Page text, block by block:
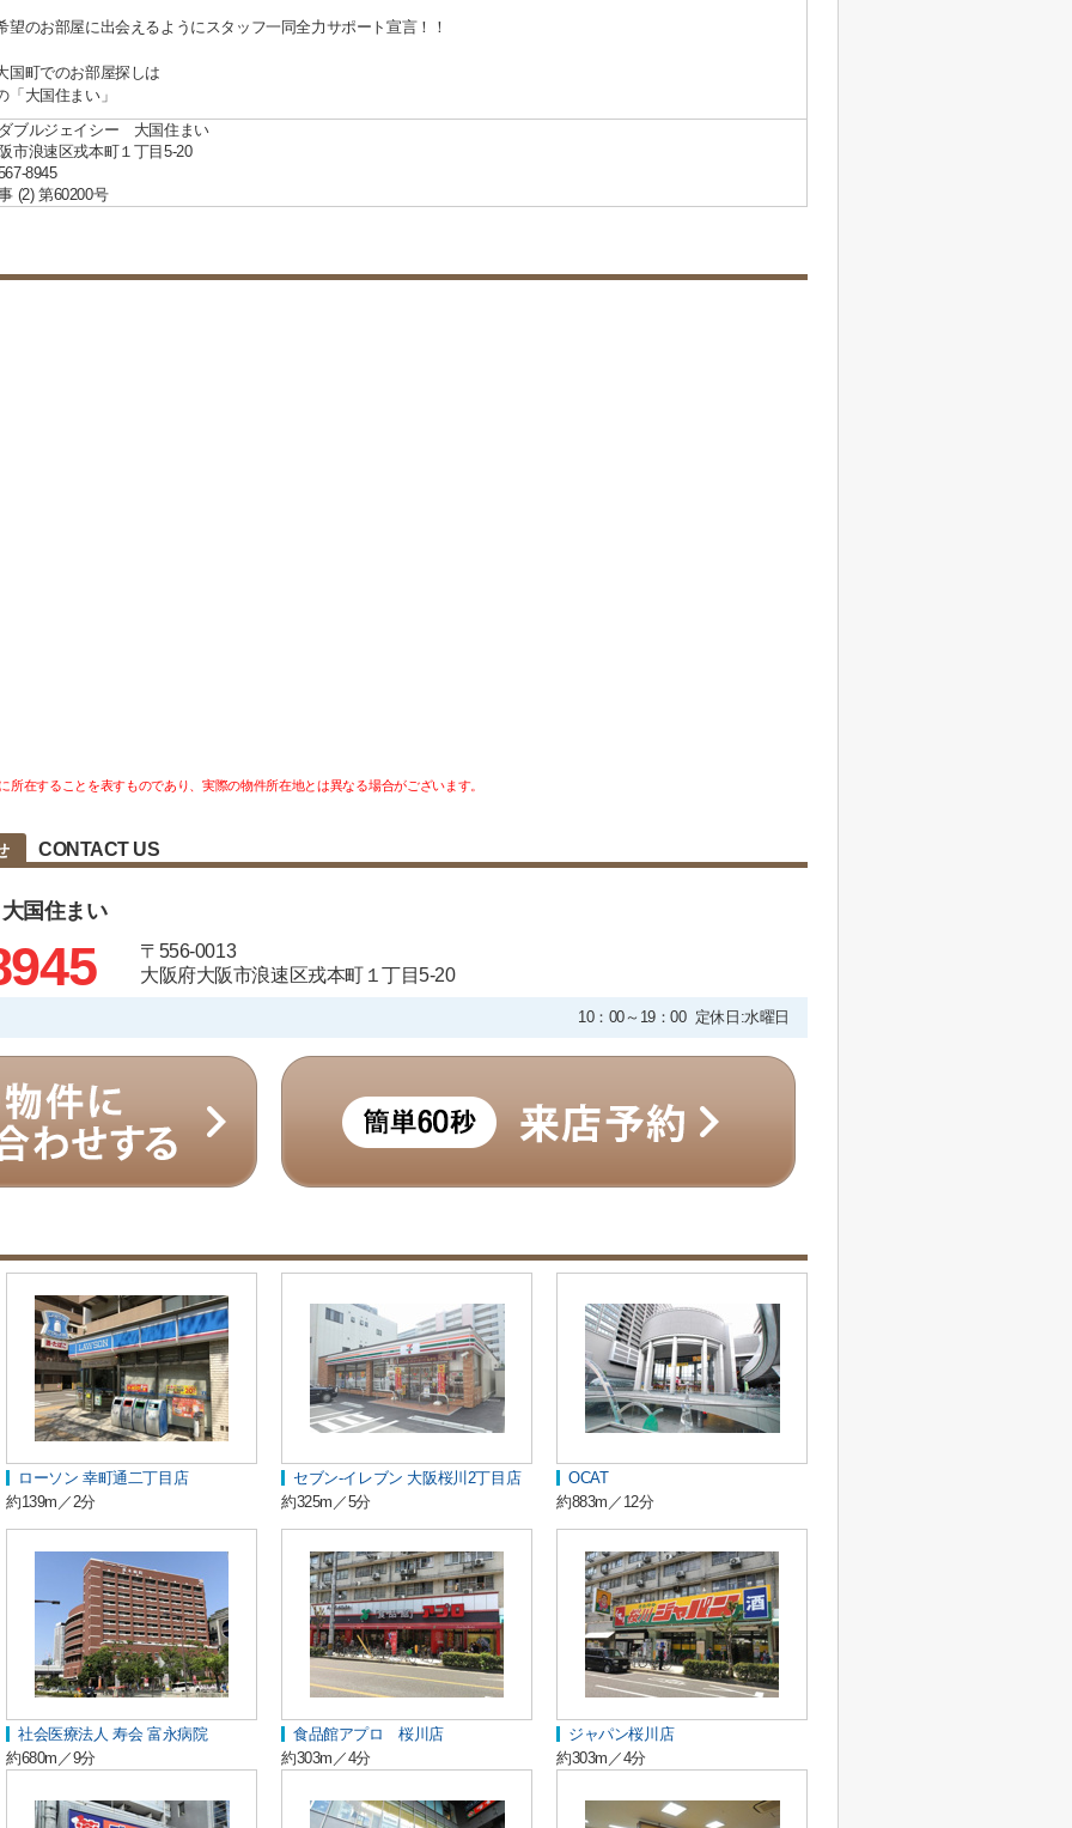
望のお部屋に出会えるようにスタッフ一同全力サポート宣言！！
国町でのお部屋探しは
「大国住まい」
ブルジェイシー 大国住まい
市浪速区戎本町１丁目5-20
8945
(2) 第60200号
在することを表すものであり、実際の物件所在地とは異なる場合がございます。
CONTACT US
国住まい
〒556-0013
大阪府大阪市浪速区戎本町１丁目5-20
10：00～19：00 定休日:水曜日
ローソン 幸町通二丁目店
約139m／2分
セブン-イレブン 大阪桜川2丁目店
約325m／5分
OCAT
約883m／12分
社会医療法人 寿会 富永病院
約680m／9分
食品館アプロ 桜川店
約303m／4分
ジャパン桜川店
約303m／4分